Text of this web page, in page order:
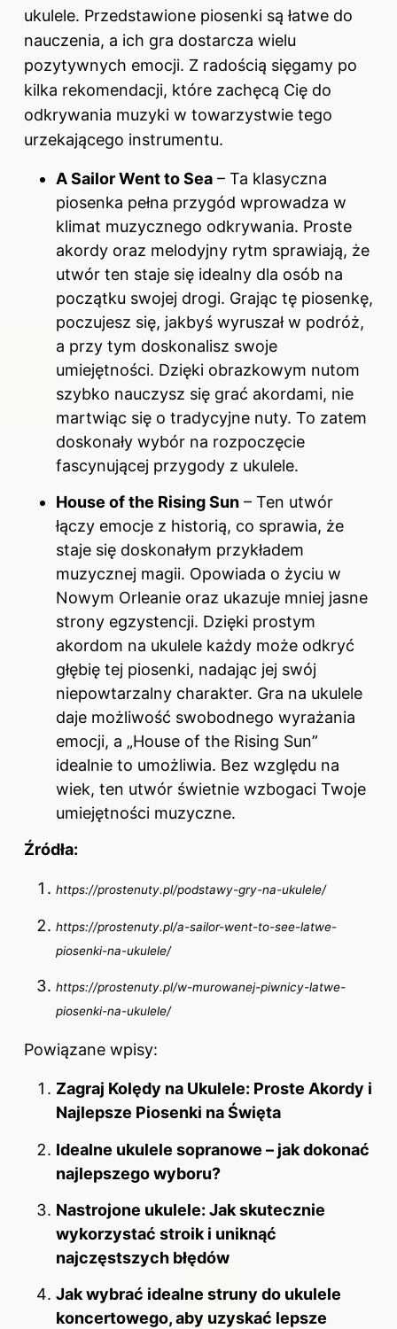
ukulele. Przedstawione piosenki są łatwe do
nauczenia, a ich gra dostarcza wielu
pozytywnych emocji. Z radością sięgamy po
kilka rekomendacji, które zachęcą Cię do
odkrywania muzyki w towarzystwie tego
urzekającego instrumentu.
A Sailor Went to Sea – Ta klasyczna
piosenka pełna przygód wprowadza w
klimat muzycznego odkrywania. Proste
akordy oraz melodyjny rytm sprawiają, że
utwór ten staje się idealny dla osób na
początku swojej drogi. Grając tę piosenkę,
poczujesz się, jakbyś wyruszał w podróż,
a przy tym doskonalisz swoje
umiejętności. Dzięki obrazkowym nutom
szybko nauczysz się grać akordami, nie
martwiąc się o tradycyjne nuty. To zatem
doskonały wybór na rozpoczęcie
fascynującej przygody z ukulele.
House of the Rising Sun – Ten utwór
łączy emocje z historią, co sprawia, że
staje się doskonałym przykładem
muzycznej magii. Opowiada o życiu w
Nowym Orleanie oraz ukazuje mniej jasne
strony egzystencji. Dzięki prostym
akordom na ukulele każdy może odkryć
głębię tej piosenki, nadając jej swój
niepowtarzalny charakter. Gra na ukulele
daje możliwość swobodnego wyrażania
emocji, a „House of the Rising Sun”
idealnie to umożliwia. Bez względu na
wiek, ten utwór świetnie wzbogaci Twoje
umiejętności muzyczne.
Źródła:
https://prostenuty.pl/podstawy-gry-na-ukulele/
https://prostenuty.pl/a-sailor-went-to-see-latwe-
piosenki-na-ukulele/
https://prostenuty.pl/w-murowanej-piwnicy-latwe-
piosenki-na-ukulele/
Powiązane wpisy:
Zagraj Kolędy na Ukulele: Proste Akordy i
Najlepsze Piosenki na Święta
Idealne ukulele sopranowe – jak dokonać
najlepszego wyboru?
Nastrojone ukulele: Jak skutecznie
wykorzystać stroik i uniknąć
najczęstszych błędów
Jak wybrać idealne struny do ukulele
koncertowego, aby uzyskać lepsze